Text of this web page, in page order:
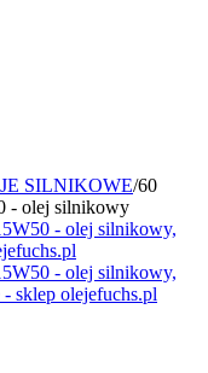
SILNIKOWE/60
- olej silnikowy